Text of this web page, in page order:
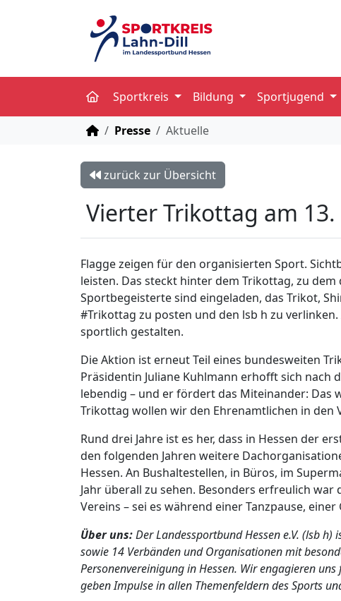
Sportkreis Bildung Sportjugend
STARTSEITE
Presse Aktuelle
zurück zur Übersicht
Vierter Trikottag am 13.
Flagge zeigen für den organisierten Sport.
leisten. Das steckt hinter dem Trikottag, zu
Sportbegeisterte sind eingeladen, das Trikot,
#Trikottag zu posten und den lsb h zu
sportlich gestalten.
Die Aktion ist erneut Teil eines bundesweiten
Präsidentin Juliane Kuhlmann erhofft sich
lebendig – und er fördert das Miteinander: Das
Trikottag wollen wir den Ehrenamtlichen in
Rund drei Jahre ist es her, dass in Hessen der
den folgenden Jahren weitere
Hessen. An Bushaltestellen, in Büros, im
Jahr überall zu sehen. Besonders erfreulich
Vereins – sei es während einer Tanzpause,
Über uns:Der Landessportbund Hessen e.V. (lsb
sowie 14 Verbänden und Organisationen mit
Personenvereinigung in Hessen. Wir engagieren
geben Impulse in allen Themenfeldern des Sports